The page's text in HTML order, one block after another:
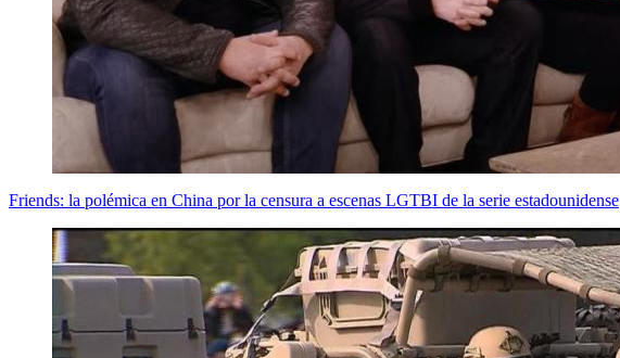
Friends: la polémica en China por la censura a escenas LGTBI de la serie estadounidense